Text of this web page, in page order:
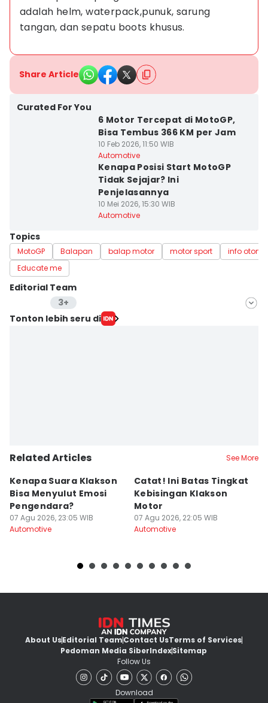
adalah helm, waterpack,punuk, sarung
tangan, dan sepatu boots khusus.
Share Article
Curated For You
6 Motor Tercepat di MotoGP,
Bisa Tembus 366 KM per Jam
10 Feb 2026, 11:50 WIB
Automotive
Kenapa Posisi Start MotoGP
Tidak Sejajar? Ini
Penjelasannya
10 Mei 2026, 15:30 WIB
Automotive
Topics
MotoGP Balapan balap motor motor sport
info
Educate me
Editorial Team
3+
Editor
Tonton lebih seru di
Related Articles See More
Kenapa Suara Klakson
Bisa Menyulut Emosi
Pengendara?
07 Agu 2026, 23:05 WIB
Automotive
Catat! Ini Batas Tingkat
Kebisingan Klakson
Motor
07 Agu 2026, 22:05 WIB
Automotive
About UsEditorial TeamContact UsTerms of Services
Pedoman Media SiberIndexSitemap
Follow Us
Download